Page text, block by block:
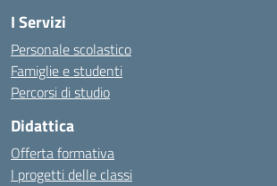
I Servizi
Personale scolastico
Famiglie e studenti
Percorsi di studio
Didattica
Offerta formativa
I progetti delle classi